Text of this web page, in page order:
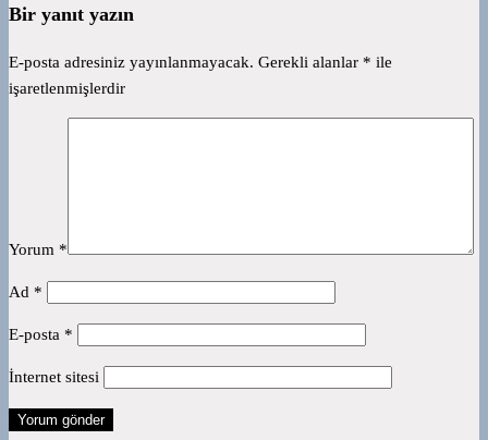
Bir yanıt yazın
E-posta adresiniz yayınlanmayacak. Gerekli alanlar * ile
işaretlenmişlerdir
Yorum *
Ad *
E-posta *
İnternet sitesi